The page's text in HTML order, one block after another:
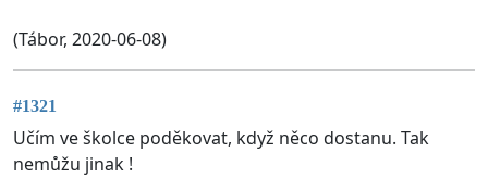
(Tábor, 2020-06-08)
#1321
Učím ve školce poděkovat, když něco dostanu. Tak
nemůžu jinak !